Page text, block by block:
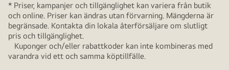
* Priser, kampanjer och tillgänglighet kan variera från butik
och online. Priser kan ändras utan förvarning. Mängderna är
begränsade. Kontakta din lokala återförsäljare om slutligt
pris och tillgänglighet.
Kuponger och/eller rabattkoder kan inte kombineras med
varandra vid ett och samma köptillfälle.